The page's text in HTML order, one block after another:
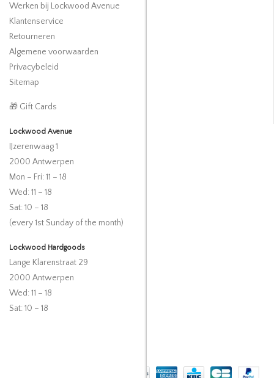
Werken bij Lockwood Avenue
Klantenservice
Retourneren
Algemene voorwaarden
Privacybeleid
Sitemap
🎁 Gift Cards
Lockwood Avenue
IJzerenwaag 1
2000 Antwerpen
Mon – Fri: 11 – 18
Wed: 11 – 18
Sat: 10 – 18
(every 1st Sunday of the month)
Lockwood Hardgoods
Lange Klarenstraat 29
2000 Antwerpen
Wed: 11 – 18
Sat: 10 – 18